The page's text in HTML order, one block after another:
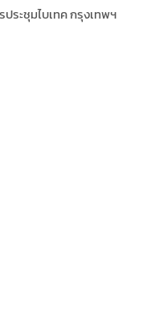
ประชุมไบเทคกรุงเทพฯ